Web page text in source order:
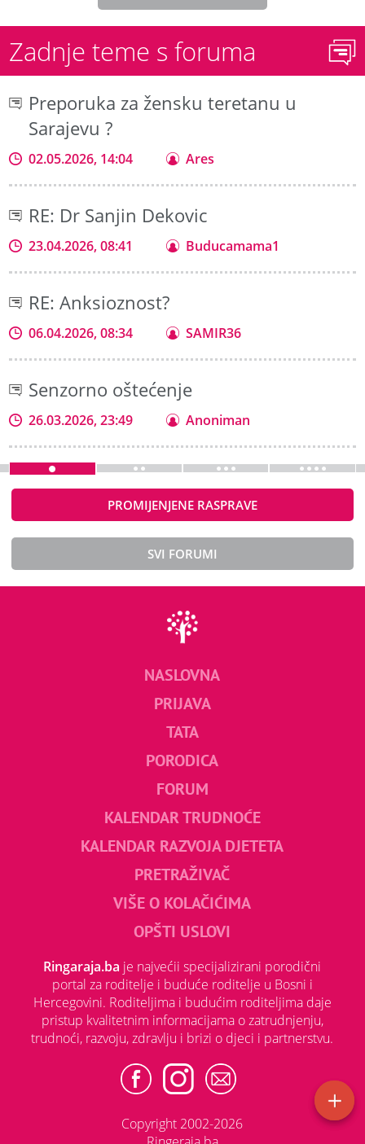
Zadnje teme s foruma
Preporuka za žensku teretanu u
Sarajevu ?
02.05.2026, 14:04 Ares
RE: Dr Sanjin Dekovic
23.04.2026, 08:41 Buducamama1
RE: Anksioznost?
06.04.2026, 08:34 SAMIR36
Senzorno oštećenje
26.03.2026, 23:49 Anoniman
PROMIJENJENE RASPRAVE
SVI FORUMI
NASLOVNA
PRIJAVA
TATA
PORODICA
FORUM
KALENDAR TRUDNOĆE
KALENDAR RAZVOJA DJETETA
PRETRAŽIVAČ
VIŠE O KOLAČIĆIMA
OPŠTI USLOVI
Ringaraja.ba je najvećii specijalizirani porodični
portal za roditelje i buduće roditelje u Bosni i
Hercegovini. Roditeljima i budućim roditeljima daje
pristup kvalitetnim informacijama o zatrudnjenju,
trudnoći, razvoju, zdravlju i brizi o djeci i partnerstvu.
Copyright 2002-2026